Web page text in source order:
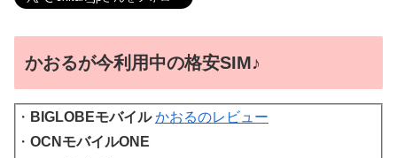
かおるが今利用中の格安SIM♪
・ BIGLOBEモバイル かおるのレビュー
・ OCNモバイルONE